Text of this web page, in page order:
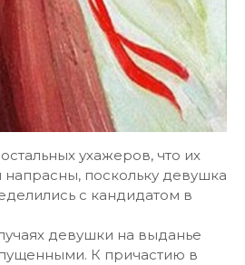
ухажеров, что их
поскольку девушка
с кандидатом в
девушки на выданье
К причастию в